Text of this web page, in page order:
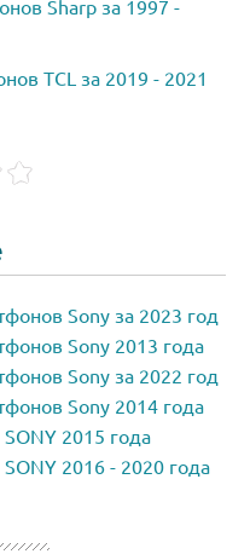
Sharp за 1997 -
TCL за 2019 - 2021
Sony за 2023 год
Sony 2013 года
Sony за 2022 год
Sony 2014 года
2015 года
2016 - 2020 года